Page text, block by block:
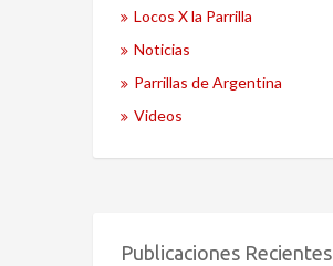
Locos X la Parrilla
Noticias
Parrillas de Argentina
Videos
Publicaciones Recientes